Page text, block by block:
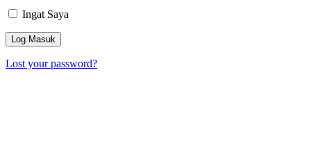
Ingat Saya
Lost your password?